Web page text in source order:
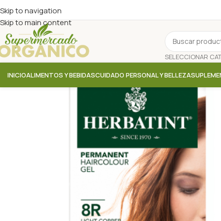
Skip to navigation
Skip to main content
INICIOALIMENTOS Y BEBIDASCUIDADO PERSONAL Y BELLEZA